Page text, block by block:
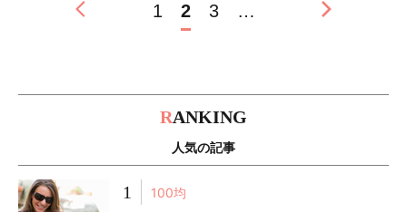
1 2 3 …
RANKING
人気の記事
1 100均